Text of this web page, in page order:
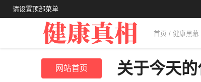
请设置顶部菜单
首页 / 健康黑幕
网站首页 关于今天